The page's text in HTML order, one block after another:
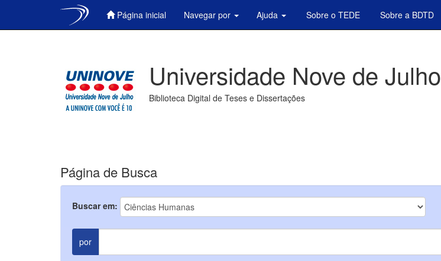
Página inicial Navegar por Ajuda Sobre o TEDE Sobre a BDTD
Universidade Nove de Julho
Biblioteca Digital de Teses e Dissertações
Página de Busca
Buscar em:
por